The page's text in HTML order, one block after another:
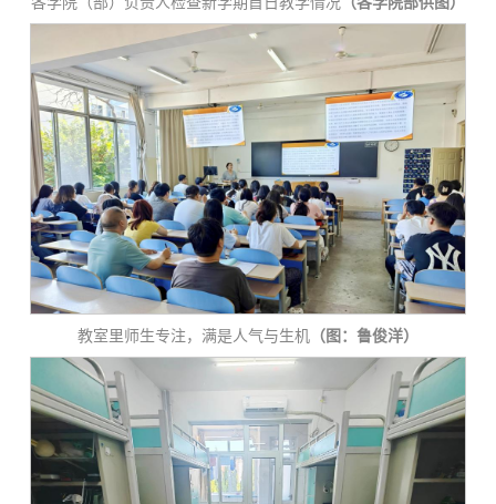
教室里师生专注，满是人气与生机 （图：鲁俊洋）